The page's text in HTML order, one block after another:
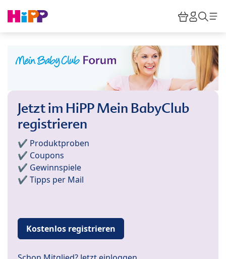
HiPP
Jetzt im HiPP Mein BabyClub
registrieren
✔️ Produktproben
✔️ Coupons
✔️ Gewinnspiele
✔️ Tipps per Mail
Kostenlos registrieren